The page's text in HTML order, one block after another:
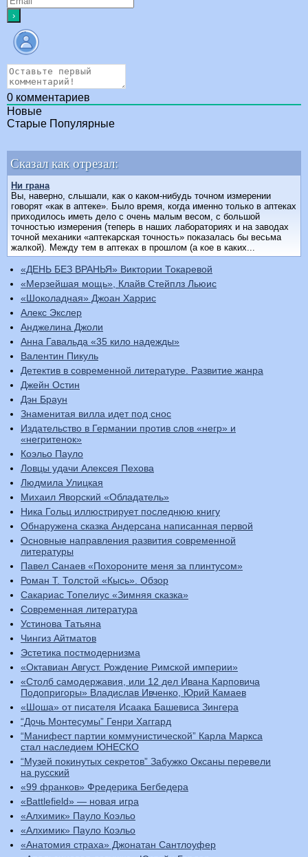
0 комментариев
Новые
Старые Популярные
Сказал как отрезал:
Ни грана
Вы, наверно, слышали, как о каком-нибудь точном измерении
говорят «как в аптеке». Было время, когда именно только в аптеках
приходилось иметь дело с очень малым весом, с большой
точностью измерения (теперь в наших лабораториях и на заводах
точной механики «аптекарская точность» показалась бы весьма
жалкой). Между тем в аптеках в прошлом (а кое в каких...
«ДЕНЬ БЕЗ ВРАНЬЯ» Виктории Токаревой
«Мерзейшая мощь», Клайв Стейплз Льюис
«Шоколадная» Джоан Харрис
Алекс Экслер
Анджелина Джоли
Анна Гавальда «35 кило надежды»
Валентин Пикуль
Детектив в современной литературе. Развитие жанра
Джейн Остин
Дэн Браун
Знаменитая вилла идет под снос
Издательство в Германии против слов «негр» и
«негритенок»
Коэльо Пауло
Ловцы удачи Алексея Пехова
Людмила Улицкая
Михаил Яворский «Обладатель»
Ника Гольц иллюстрирует последнюю книгу
Обнаружена сказка Андерсана написанная первой
Основные направления развития современной
литературы
Павел Санаев «Похороните меня за плинтусом»
Роман Т. Толстой «Кысь». Обзор
Сакариас Топелиус «Зимняя сказка»
Современная литература
Устинова Татьяна
Чингиз Айтматов
Эстетика постмодернизма
«Октавиан Август. Рождение Римской империи»
«Столб самодержавия, или 12 дел Ивана Карповича
Подопригоры» Владислав Ивченко, Юрий Камаев
«Шоша» от писателя Исаака Башевиса Зингера
“Дочь Монтесумы” Генри Хаггард
“Манифест партии коммунистической” Карла Маркса
стал наследием ЮНЕСКО
“Музей покинутых секретов” Забужко Оксаны перевели
на русский
«99 франков» Фредерика Бегбедера
«Battlefield» — новая игра
«Алхимик» Пауло Коэльо
«Алхимик» Пауло Коэльо
«Анатомия страха» Джонатан Сантлоуфер